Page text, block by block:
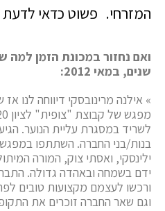
המזרחי. פשוט כדאי
ואם נחזור במכונת הזמן למה
שנים, במאי 2012:
בנות/בני החברה. השתתפו
ילינסקי, ואסתי צוק, המורה
ידם בשמחה ובאהדה גדולה.
ורכשו לעצמם מקצועות טובים
וגם שאר החברה זוכרים את